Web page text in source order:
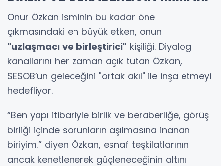
Onur Özkan isminin bu kadar öne
çıkmasındaki en büyük etken, onun
"uzlaşmacı ve birleştirici" kişiliği. Diyalog
kanallarını her zaman açık tutan Özkan,
SESOB’un geleceğini "ortak akıl" ile inşa etmeyi
hedefliyor.
“Ben yapı itibariyle birlik ve beraberliğe, görüş
birliği içinde sorunların aşılmasına inanan
biriyim,” diyen Özkan, esnaf teşkilatlarının
ancak kenetlenerek güçleneceğinin altını